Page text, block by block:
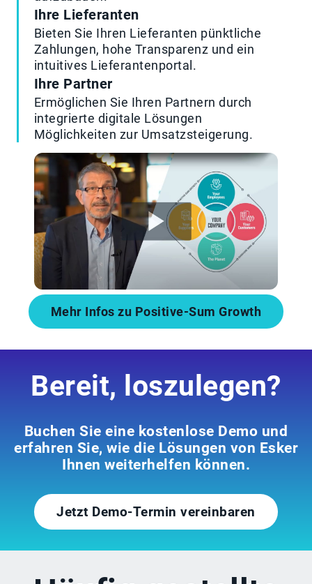
Ihre Lieferanten
Bieten Sie Ihren Lieferanten pünktliche
Zahlungen, hohe Transparenz und ein
intuitives Lieferantenportal.
Ihre Partner
Ermöglichen Sie Ihren Partnern durch
integrierte digitale Lösungen
Möglichkeiten zur Umsatzsteigerung.
Mehr Infos zu Positive-Sum Growth
Bereit, loszulegen?
Buchen Sie eine kostenlose Demo und
erfahren Sie, wie die Lösungen von Esker
Ihnen weiterhelfen können.
Jetzt Demo-Termin vereinbaren